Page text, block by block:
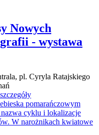
Nowych
- wystawa
pl. Cyryla Ratajskiego